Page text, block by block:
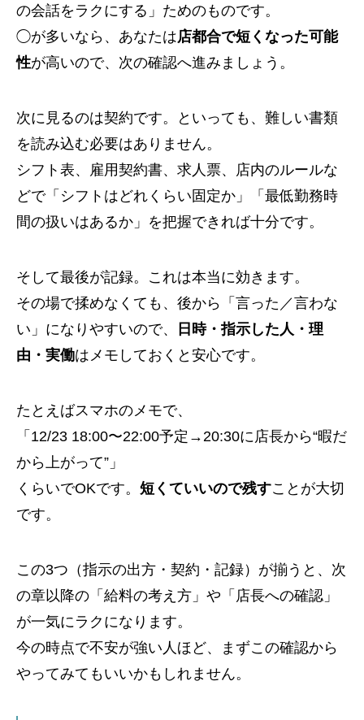
の会話をラクにする」ためのものです。
◯が多いなら、あなたは店都合で短くなった可能
性が高いので、次の確認へ進みましょう。
次に見るのは契約です。といっても、難しい書類
を読み込む必要はありません。
シフト表、雇用契約書、求人票、店内のルールな
どで「シフトはどれくらい固定か」「最低勤務時
間の扱いはあるか」を把握できれば十分です。
そして最後が記録。これは本当に効きます。
その場で揉めなくても、後から「言った／言わな
い」になりやすいので、
日時・指示した人・理
由・実働はメモしておくと安心です。
たとえばスマホのメモで、
「12/23 18:00〜22:00予定→20:30に店長から“暇だ
から上がって”」
くらいでOKです。 短くていいので残すことが大切
です。
この3つ（指示の出方・契約・記録）が揃うと、次
の章以降の「給料の考え方」や「店長への確認」
が一気にラクになります。
今の時点で不安が強い人ほど、まずこの確認から
やってみてもいいかもしれません。